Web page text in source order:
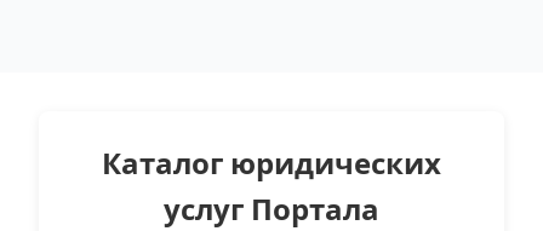
Каталог юридических
услуг Портала